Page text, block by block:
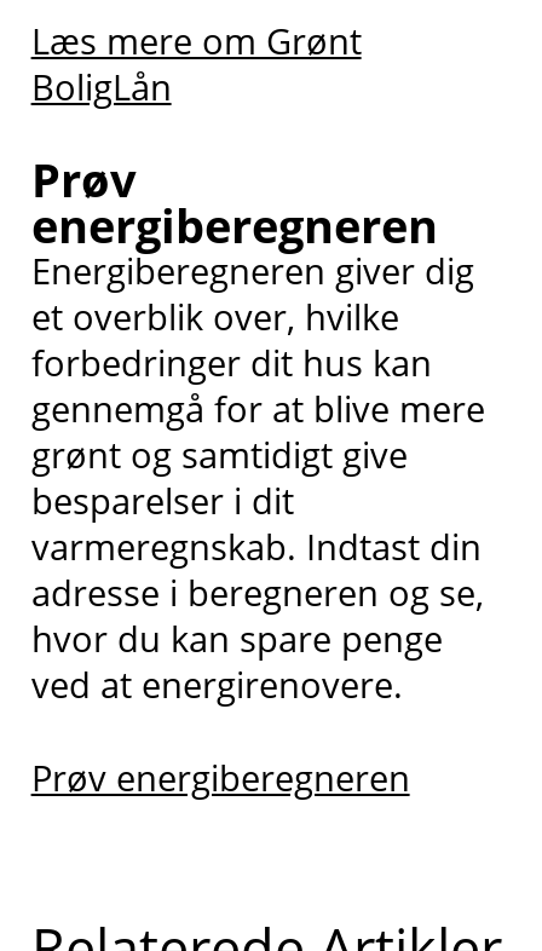
Læs mere om Grønt
BoligLån
Prøv
energiberegneren
Energiberegneren giver dig
et overblik over, hvilke
forbedringer dit hus kan
gennemgå for at blive mere
grønt og samtidigt give
besparelser i dit
varmeregnskab. Indtast din
adresse i beregneren og se,
hvor du kan spare penge
ved at energirenovere.
Prøv energiberegneren